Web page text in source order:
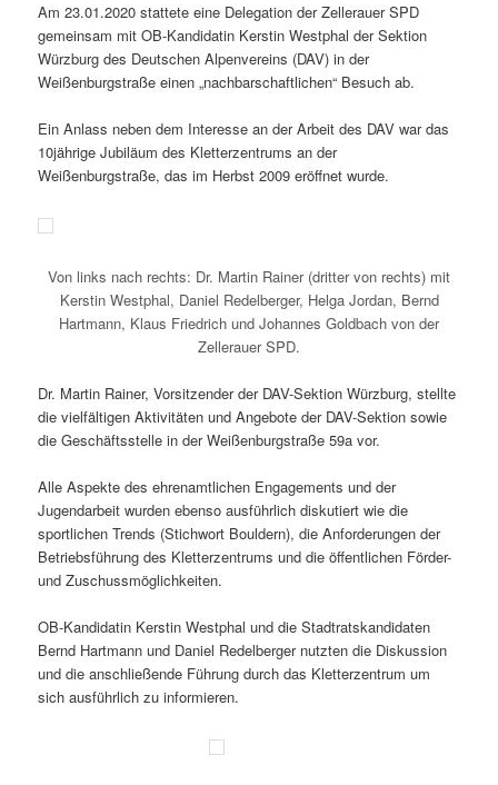
Am 23.01.2020 stattete eine Delegation der Zellerauer SPD
gemeinsam mit OB-Kandidatin Kerstin Westphal der Sektion
Würzburg des Deutschen Alpenvereins (DAV) in der
Weißenburgstraße einen „nachbarschaftlichen“ Besuch ab.
Ein Anlass neben dem Interesse an der Arbeit des DAV war das
10jährige Jubiläum des Kletterzentrums an der
Weißenburgstraße, das im Herbst 2009 eröffnet wurde.
Von links nach rechts: Dr. Martin Rainer (dritter von rechts) mit
Kerstin Westphal, Daniel Redelberger, Helga Jordan, Bernd
Hartmann, Klaus Friedrich und Johannes Goldbach von der
Zellerauer SPD.
Dr. Martin Rainer, Vorsitzender der DAV-Sektion Würzburg, stellte
die vielfältigen Aktivitäten und Angebote der DAV-Sektion sowie
die Geschäftsstelle in der Weißenburgstraße 59a vor.
Alle Aspekte des ehrenamtlichen Engagements und der
Jugendarbeit wurden ebenso ausführlich diskutiert wie die
sportlichen Trends (Stichwort Bouldern), die Anforderungen der
Betriebsführung des Kletterzentrums und die öffentlichen Förder-
und Zuschussmöglichkeiten.
OB-Kandidatin Kerstin Westphal und die Stadtratskandidaten
Bernd Hartmann und Daniel Redelberger nutzten die Diskussion
und die anschließende Führung durch das Kletterzentrum um
sich ausführlich zu informieren.